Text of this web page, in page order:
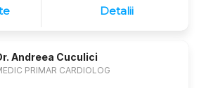
Detalii
Andreea Cuculici
PRIMAR CARDIOLOG